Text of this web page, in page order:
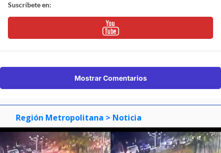
Suscríbete en:
Mostrar Comentarios
Región Metropolitana > Noticia